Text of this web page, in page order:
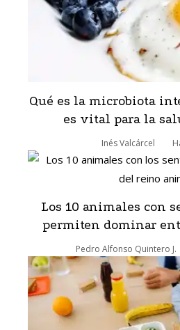
Qué es la microbiota
es vital para la
Inés Valcárcel
Los 10 animales con
permiten dominar
Pedro Alfonso Quintero J.